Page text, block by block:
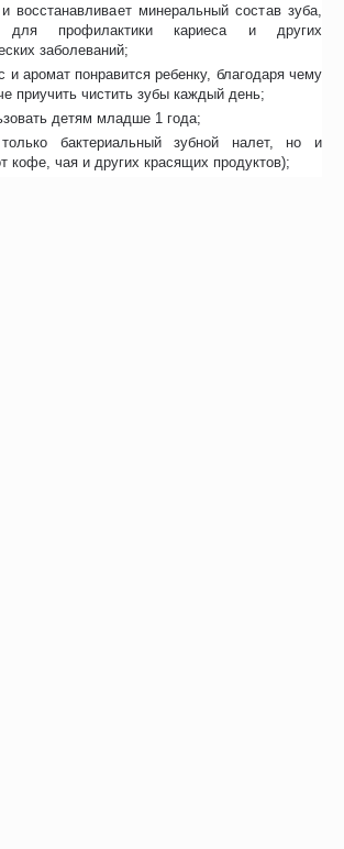
восстанавливает минеральный состав зуба,
профилактики кариеса и других
заболеваний;
и аромат понравится ребенку, благодаря чему
приучить чистить зубы каждый день;
детям младше 1 года;
бактериальный зубной налет, но и
кофе, чая и других красящих продуктов);